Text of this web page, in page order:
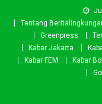
Tentang
Greenpress
Kabar Jakarta
Kabar FEM
Kabar